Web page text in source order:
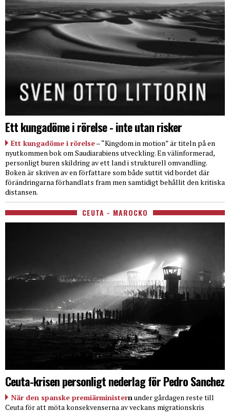
Ett kungadöme i rörelse - inte utan risker
Ett kungadöme i rörelse– “Kingdom in motion” är titeln på en
nyutkommen bok om Saudiarabiens utveckling. En välinformerad,
personligt buren skildring av ett land i strukturell omvandling.
Boken är skriven av en författare som både suttit vid bordet där
förändringarna förhandlats fram men samtidigt behållit den kritiska
distansen.
CEUTA - MAROCKO
Ceuta-krisen personligt nederlag för Pedro Sanchez
När den spanske premiärministernunder gårdagen reste till
Ceuta för att möta konsekvenserna av veckans migrationskris